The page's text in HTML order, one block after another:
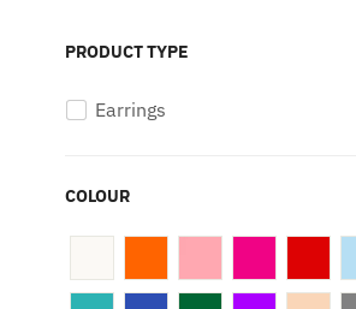
PRODUCT TYPE
Earrings
COLOUR